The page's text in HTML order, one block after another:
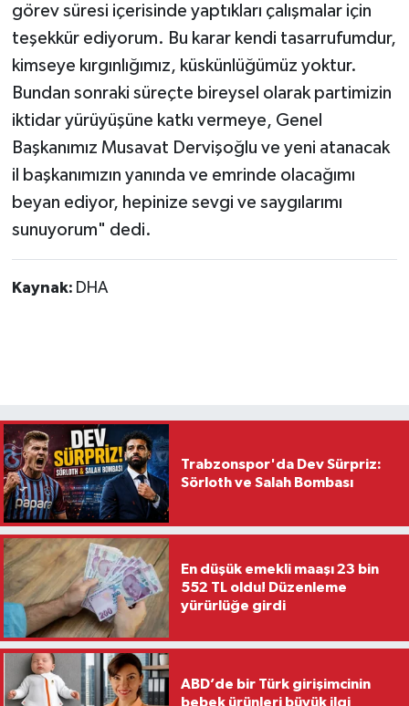
görev süresi içerisinde yaptıkları çalışmalar için
teşekkür ediyorum. Bu karar kendi tasarrufumdur,
kimseye kırgınlığımız, küskünlüğümüz yoktur.
Bundan sonraki süreçte bireysel olarak partimizin
iktidar yürüyüşüne katkı vermeye, Genel
Başkanımız Musavat Dervişoğlu ve yeni atanacak
il başkanımızın yanında ve emrinde olacağımı
beyan ediyor, hepinize sevgi ve saygılarımı
sunuyorum" dedi.
Kaynak: DHA
Trabzonspor'da Dev Sürpriz:
Sörloth ve Salah Bombası
En düşük emekli maaşı 23 bin
552 TL oldu! Düzenleme
yürürlüğe girdi
ABD’de bir Türk girişimcinin
bebek ürünleri büyük ilgi